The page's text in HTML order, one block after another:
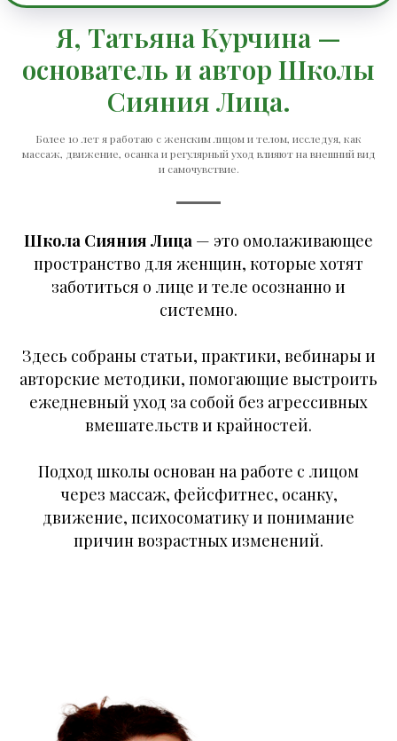
Я, Татьяна Курчина —
основатель и автор Школы
Сияния Лица.
Более 10 лет я работаю с женским лицом и телом, исследуя, как
массаж, движение, осанка и регулярный уход влияют на внешний вид
и самочувствие.
Школа Сияния Лица — это омолаживающее
пространство для женщин, которые хотят
заботиться о лице и теле осознанно и
системно.
Здесь собраны статьи, практики, вебинары и
авторские методики, помогающие выстроить
ежедневный уход за собой без агрессивных
вмешательств и крайностей.
Подход школы основан на работе с лицом
через массаж, фейсфитнес, осанку,
движение, психосоматику и понимание
причин возрастных изменений.